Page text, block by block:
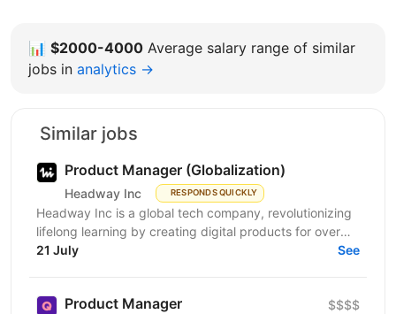
📊 $2000-4000 Average salary range of similar
jobs in analytics →
Similar jobs
Product Manager (Globalization)
Headway Inc RESPONDS QUICKLY
Headway Inc is a global tech company, revolutionizing
lifelong learning by creating digital products for over
170 million users worldwide. Our mission is to...
21 July See
Product Manager $$$$